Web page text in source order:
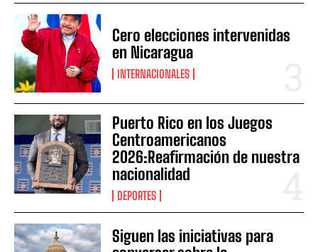
Cero elecciones intervenidas
en Nicaragua
INTERNACIONALES
Puerto Rico en los Juegos
Centroamericanos
2026:Reafirmación de nuestra
nacionalidad
DEPORTES
Siguen las iniciativas para